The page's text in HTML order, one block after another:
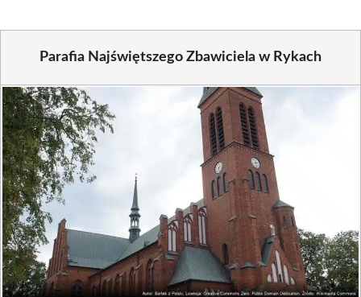
Parafia Najświętszego Zbawiciela w Rykach